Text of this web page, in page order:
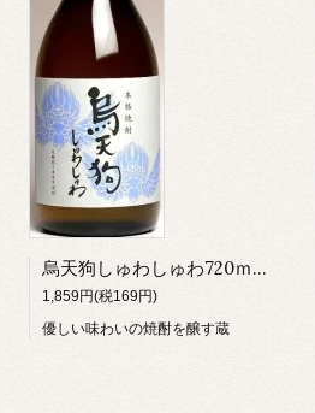
烏天狗しゅわしゅわ720ｍｌ 芋焼酎 さつま無双 薩摩 鹿児島
1,859円(税169円)
優しい味わいの焼酎を醸す蔵